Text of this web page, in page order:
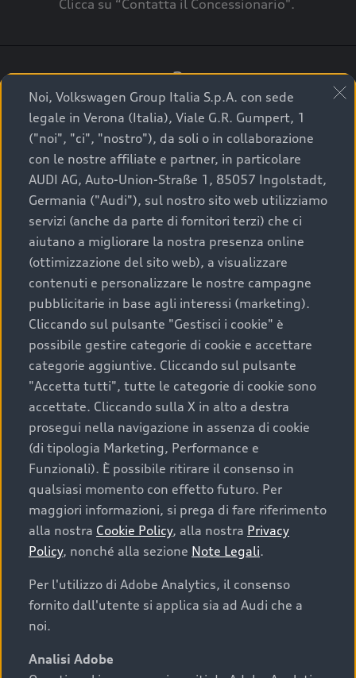
Clicca su “Contatta il Concessionario".
3
A breve verrai ricontattato dal Customer Care
Audi Center o direttamente dal Concessionario
che ti supporterà per finalizzare la tua richiesta.
La qualità di acquistare
un’auto usata Audi
Scegliere un’auto usata è una decisione che coniuga
convenienza, affidabilità e sostenibilità. Per fare un
acquisto sicuro, è essenziale considerare aspetti
determinanti come la garanzia inclusa e l’affidabilità del
marchio. Audi offre l’auto usata perfetta tramite Audi
Prima Scelta :plus
Cosa sapere prima di
acquistare la tua prossima
auto
I requisiti fondamentali da considerare prima di
acquistare un’auto usata, oltre al prezzo e all'aspetto,
Noi, Volkswagen Group Italia S.p.A. con sede
legale in Verona (Italia), Viale G.R. Gumpert, 1
("noi", "ci", "nostro"), da soli o in collaborazione
con le nostre affiliate e partner, in particolare
AUDI AG, Auto-Union-Straße 1, 85057 Ingolstadt,
Germania ("Audi"), sul nostro sito web utilizziamo
servizi (anche da parte di fornitori terzi) che ci
aiutano a migliorare la nostra presenza online
(ottimizzazione del sito web), a visualizzare
contenuti e personalizzare le nostre campagne
pubblicitarie in base agli interessi (marketing).
Cliccando sul pulsante "Gestisci i cookie" è
possibile gestire categorie di cookie e accettare
categorie aggiuntive. Cliccando sul pulsante
"Accetta tutti", tutte le categorie di cookie sono
accettate. Cliccando sulla X in alto a destra
prosegui nella navigazione in assenza di cookie
(di tipologia Marketing, Performance e
Funzionali). È possibile ritirare il consenso in
qualsiasi momento con effetto futuro. Per
maggiori informazioni, si prega di fare riferimento
alla nostra Cookie Policy, alla nostra Privacy
Policy, nonché alla sezione Note Legali.
Per l'utilizzo di Adobe Analytics, il consenso
fornito dall'utente si applica sia ad Audi che a
noi.
Analisi Adobe